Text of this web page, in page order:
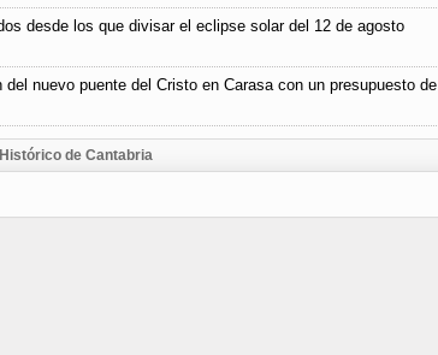
desde los que divisar el eclipse solar del 12 de agosto
nuevo puente del Cristo en Carasa con un presupuesto de
Histórico de Cantabria